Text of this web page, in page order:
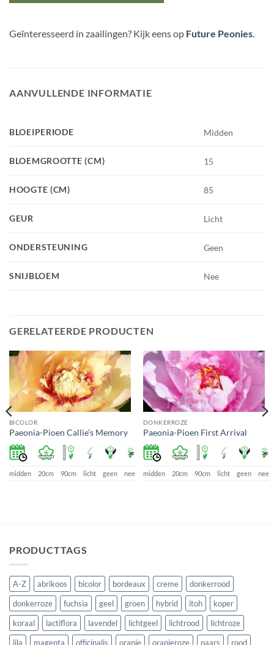
Geïnteresseerd in zaailingen? Kijk eens op Future Peonies
AANVULLENDE INFORMATIE
BLOEIPERIODE Midden
BLOEMGROOTTE (CM) 15
HOOGTE (CM) 85
GEUR Licht
ONDERSTEUNING Geen
SNIJBLOEM Nee
GERELATEERDE PRODUCTEN
BICOLOR
Paeonia-Pioen Callie’s Memory
midden 20cm 90cm licht geen nee
DONKERROZE
Paeonia-Pioen First Arrival
midden 20cm 90cm licht geen nee
PRODUCTTAGS
A-Z abrikoos bicolor bordeaux creme
donkerrood
donkerroze
fuchsia geel groen hybrid itoh
koper
koraal
lactiflora lavendel lichtgeel lichtrood
lichtroze
lila
magenta officinalis oranje oranjeroze paars rood